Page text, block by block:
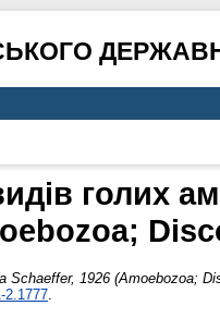
голих
Schaeffer, 1926 (Amoebozoa;
2.1777.